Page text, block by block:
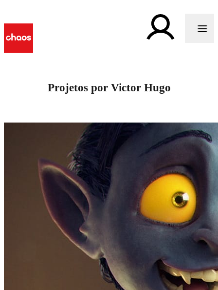
Projetos por Victor Hugo